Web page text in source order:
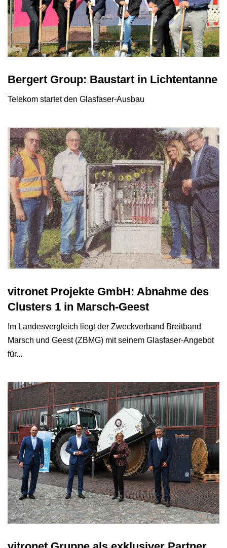
Bergert Group: Baustart in Lichtentanne
Telekom startet den Glasfaser-Ausbau
vitronet Projekte GmbH: Abnahme des
Clusters 1 in Marsch-Geest
Im Landesvergleich liegt der Zweckverband Breitband
Marsch und Geest (ZBMG) mit seinem Glasfa­ser-Angebot
für...